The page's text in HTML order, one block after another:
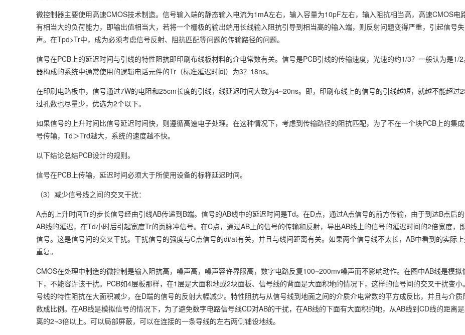
微控制器主要使用高速CMOS技术制造。信号输入端的静态输入电流为1mA左右，输入容量为10pF左右，输入阻抗相当高，高速CMOS电
有相当大的负荷能力，即输出值相当大，若将一个栅极的输出端用长线输入阻抗引导到相当高的输入端，则反射问题变得严重，引起信号
声。在Tpd>Tr中，成为必须考虑信号反射、阻抗匹配等问题的传输路径的问题。
信号在PCB上的延迟时间与引线的特性阻抗即印刷布线板材料的介电常数有关。信号是PCB引线的传输速度，光速的约1/3？一般认为是1/
器构成的系统中通常使用的逻辑电话元件的Tr（标准延迟时间）为3？18ns。
在印刷电路板中，信号通过7W的电阻和25cm长度的引线，线延迟时间大致为4~20ns。即，印刷布线上的信号的引线越短，就越不能超过
过孔数也尽量少，优选为2个以下。
如果信号的上升时间比信号延迟时间快，则遵循高速电子处理。在这种情况下，考虑到传输路径的阻抗匹配，为了不在一个块PCB上的集
号传输，Td＞Trd越大，系统的速度越不快。
以下结论总结PCB设计的规则。
信号在PCB上传输，延迟时间必须大于所使用设备的标称延迟时间。
（3）减少信号线之间的交叉干扰：
A点的上升时间Tr的步长信号经由引线AB传递到B端。信号的AB线中的延迟时间是Td。在D点，通过A点信号的前方传输，由于到达B点后
AB线的延迟，在Td小时后引起宽度Tr的页脉冲信号。在C点，通过AB上的信号的传输和反射，导出AB线上的信号的延迟时间的2倍宽度，
信号。这是信号间的交叉干扰。干扰信号的强度与C点信号的di/at有关，并且与线间距离有关。如果两个信号线不太长，AB中看到的实际
重复。
CMOS在处理中制造的微控制是输入阻抗高，噪声高，噪声容许界限高，数字电路反复100~200mv噪声而不影响动作。在图中AB线是模拟
下，不能容许该干扰。PCB如4层板那样，在1层是大面积地或2块面板、信号线的背面是大面积地的情况下，这样的信号间的交叉干扰变
号线的特性阻抗在大面积减少，在D端的信号的反射大幅减少。特性阻抗与从信号线到地面之间的介质介电常数的平方成反比，并且与介
数成比例。在AB线是模拟信号的情况下，为了避免数字电路信号线CD对AB的干扰，在AB线的下面有大面积的地，从AB线到CD线的距离
离的2~3倍以上。可以局部屏蔽，可以在连接的一条导线的左右两侧铺设地线。